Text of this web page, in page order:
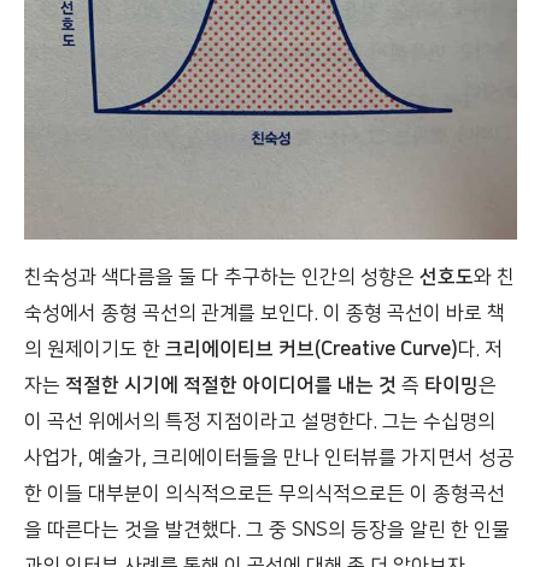
친숙성과 색다름을 둘 다 추구하는 인간의 성향은 선호도와 친
숙성에서 종형 곡선의 관계를 보인다. 이 종형 곡선이 바로 책
의 원제이기도 한 크리에이티브 커브(Creative Curve)다. 저
자는 적절한 시기에 적절한 아이디어를 내는 것 즉 타이밍은
이 곡선 위에서의 특정 지점이라고 설명한다. 그는 수십명의
사업가, 예술가, 크리에이터들을 만나 인터뷰를 가지면서 성공
한 이들 대부분이 의식적으로든 무의식적으로든 이 종형곡선
을 따른다는 것을 발견했다. 그 중 SNS의 등장을 알린 한 인물